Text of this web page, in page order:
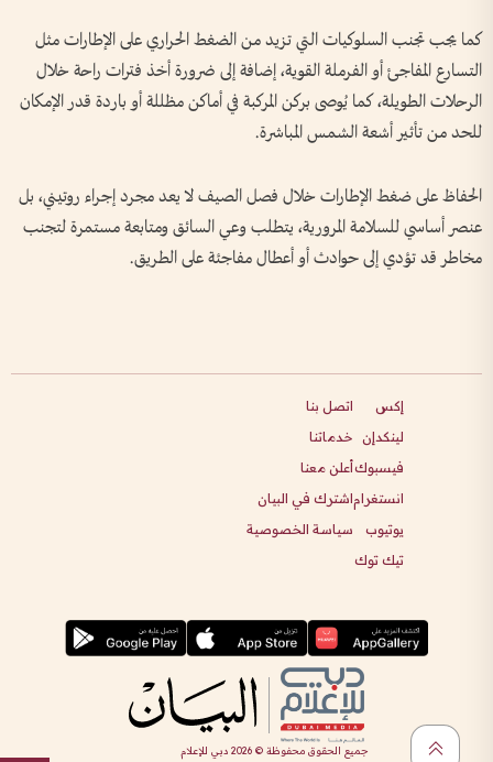
كما يجب تجنب السلوكيات التي تزيد من الضغط الحراري على الإطارات مثل
التسارع المفاجئ أو الفرملة القوية، إضافة إلى ضرورة أخذ فترات راحة خلال
الرحلات الطويلة، كما يُوصى بركن المركبة في أماكن مظللة أو باردة قدر الإمكان
للحد من تأثير أشعة الشمس المباشرة.
الحفاظ على ضغط الإطارات خلال فصل الصيف لا يعد مجرد إجراء روتيني، بل
عنصر أساسي للسلامة المرورية، يتطلب وعي السائق ومتابعة مستمرة لتجنب
مخاطر قد تؤدي إلى حوادث أو أعطال مفاجئة على الطريق.
إكس
لينكدإن
فيسبوك
انستغرام
يوتيوب
تيك توك
اتصل بنا
خدماتنا
أعلن معنا
اشترك في البيان
سياسة الخصوصية
جميع الحقوق محفوظة ©2026 دبي للإعلام